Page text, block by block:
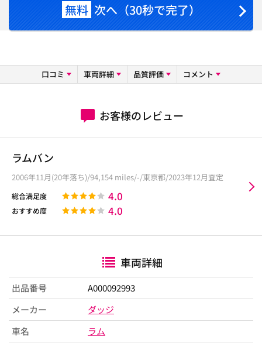
無料 次へ（30秒で完了）
口コミ 車両詳細 品質評価 コメント
お客様のレビュー
ラムバン
2006年11月(20年落ち)/94,154 miles/-/東京都/2023年12月査定
総合満足度 4.0
おすすめ度 4.0
車両詳細
出品番号
A000092993
メーカー
ダッジ
車名
ラム